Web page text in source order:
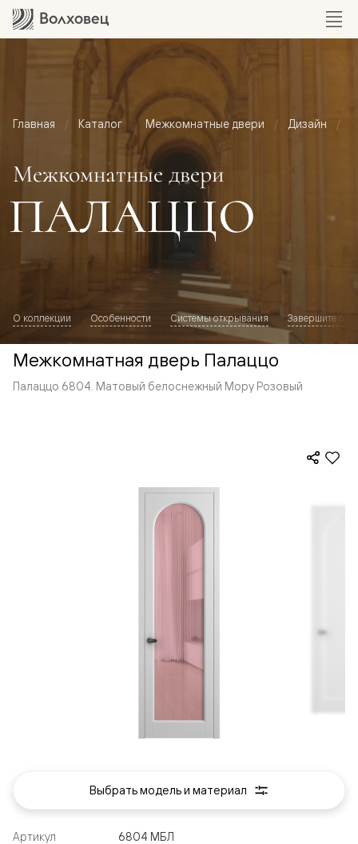
Главная Каталог Межкомнатные двери Дизайн
Межкомнатные двери
ПАЛАЦЦО
О коллекции Особенности Системы открывания Завершите
Межкомнатная дверь Палаццо
Палаццо 6804. Матовый белоснежный Мору Розовый
Артикул
6804 МБЛ
Выбрать модель и материал